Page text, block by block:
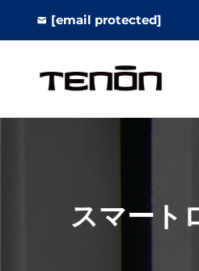
[email protected]
スマート